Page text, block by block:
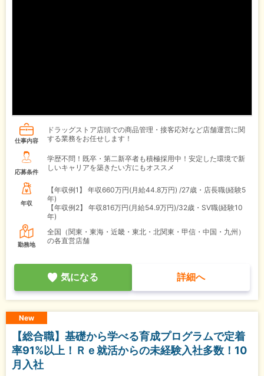
仕事内容
ドラッグストア店頭での商品管理・接客応対など店舗運営に関
する業務をお任せします！
応募条件
学歴不問！既卒・第二新卒者も積極採用中！安定した環境で新
しいキャリアを築きたい方にもオススメ
年収
【年収例1】
年収660万円(月給44.8万円) /27歳・店長職(経験5
年)
【年収例2】
年収816万円(月給54.9万円)/32歳・SV職(経験10
年)
勤務地
全国（関東・東海・近畿・東北・北関東・甲信・中国・九州）
の各直営店舗
気になる 詳細へ
New
【総合職】基礎から学べる育成プログラムで定着
率91%以上！Ｒｅ就活からの未経験入社多数！10
月入社